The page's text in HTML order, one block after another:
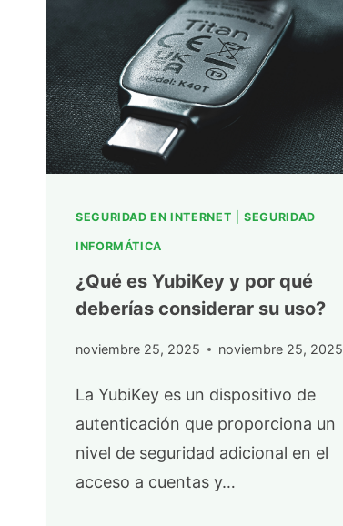
SEGURIDAD EN INTERNET |SEGURIDAD
INFORMÁTICA
¿Qué es YubiKey y por qué
deberías considerar su uso?
noviembre 25, 2025 noviembre 25, 2025
La YubiKey es un dispositivo de
autenticación que proporciona un
nivel de seguridad adicional en el
acceso a cuentas y…